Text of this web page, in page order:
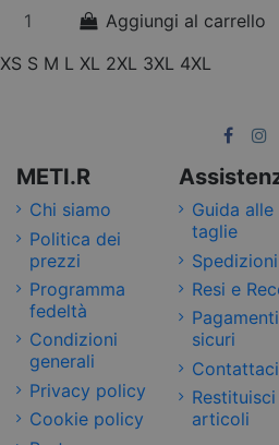
Aggiungi al carrello
XS S M L XL 2XL 3XL 4XL
METI.R
Chi siamo
Politica dei
prezzi
Programma
fedeltà
Condizioni
generali
Privacy policy
Cookie policy
Guida alle
taglie
Spedizioni
Resi e
Pagamenti
sicuri
Contattaci
Restituisci
articoli